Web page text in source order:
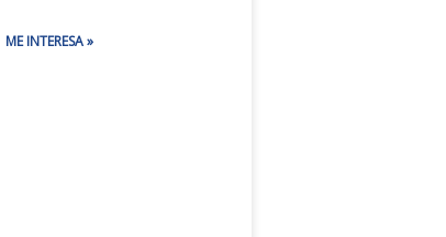
ME INTERESA »